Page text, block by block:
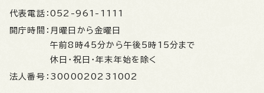
代表電話： 052-961-1111
開庁時間： 月曜日から金曜日
午前8時45分から午後5時15分まで
休日・祝日・年末年始を除く
法人番号： 3000020231002